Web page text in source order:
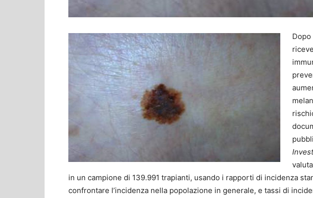
in un campione di 139.991 trapianti, usando i rapporti di incidenza
confrontare l’incidenza nella popolazione in generale, e tassi di